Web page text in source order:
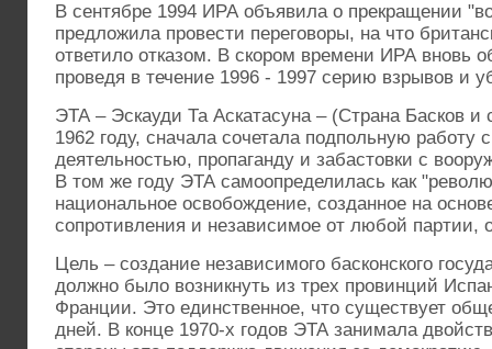
В сентябре 1994 ИРА объявила о прекращении
предложила провести переговоры, на что
ответило отказом. В скором времени ИРА вновь
проведя в течение 1996 - 1997 серию взрывов и
ЭТА – Эскауди Та Аскатасуна – (Страна Басков и
1962 году, сначала сочетала подпольную работу
деятельностью, пропаганду и забастовки с
В том же году ЭТА самоопределилась как
национальное освобождение, созданное на
сопротивления и независимое от любой партии,
Цель – создание независимого басконского
должно было возникнуть из трех провинций
Франции. Это единственное, что существует
дней. В конце 1970-х годов ЭТА занимала